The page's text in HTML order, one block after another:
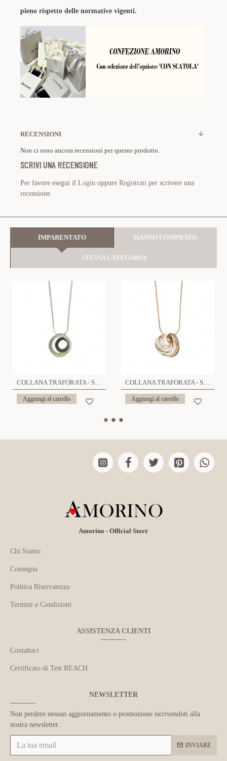
pieno rispetto delle normative vigenti.
RECENSIONI
Non ci sono ancora recensioni per questo prodotto.
SCRIVI UNA RECENSIONE
Per favore esegui il Login oppure Registrati per scrivere una
recensione
IMPARENTATO HANNO COMPRATO
STESSA CATEGORIA
COLLANA TRAFORATA - SW8314624A28
Aggiungi al carrello
COLLANA TRAFORATA - SW21515736C23
Aggiungi al carrello
Amorino - Official Store
Chi Siamo
Consegna
Politica Riservatezza
Termini e Condizioni
ASSISTENZA CLIENTI
Contattaci
Certificato di Test REACH
NEWSLETTER
Non perdere nessun aggiornamento o promozione iscrivendoti alla
nostra newsletter.
INVIARE